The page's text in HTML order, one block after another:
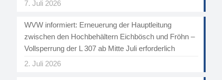
7. Juli 2026
WVW informiert: Erneuerung der Hauptleitung
zwischen den Hochbehältern Eichbösch und Fröhn –
Vollsperrung der L 307 ab Mitte Juli erforderlich
2. Juli 2026